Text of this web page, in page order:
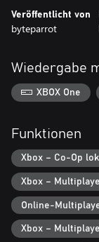
Veröffentlicht von
byteparrot
Wiedergabe
XBOX One
Funktionen
Xbox – Co-Op
Xbox –
Online-
Xbox –